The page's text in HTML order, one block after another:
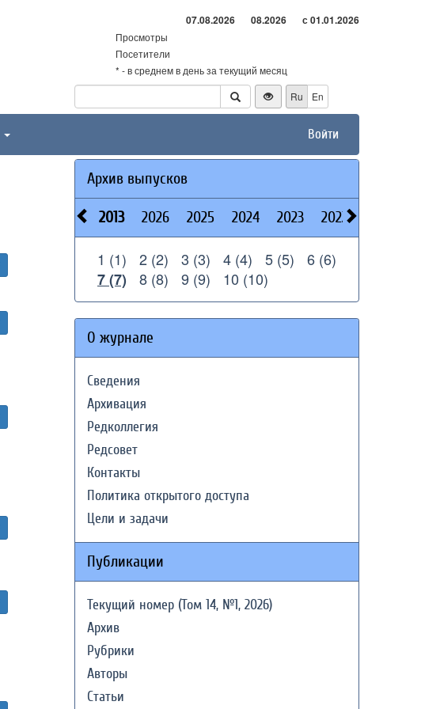
07.08.2026 08.2026 с 01.01.2026
Просмотры
Посетители
* - в среднем в день за текущий месяц
Ru
En
Войти
Архив выпусков
2013 2026 2025 2024 2023 2022
1 (1) 2 (2) 3 (3) 4 (4) 5 (5)
6 (6)
7 (7)
8 (8) 9 (9) 10 (10)
О журнале
Сведения
Архивация
Редколлегия
Редсовет
Контакты
Политика открытого доступа
Цели и задачи
Публикации
Текущий номер (Том 14, №1, 2026)
Архив
Рубрики
Авторы
Статьи